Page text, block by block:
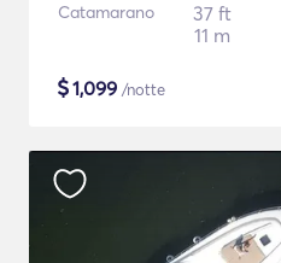
Catamarano
37 ft
11 m
$1,099 /notte